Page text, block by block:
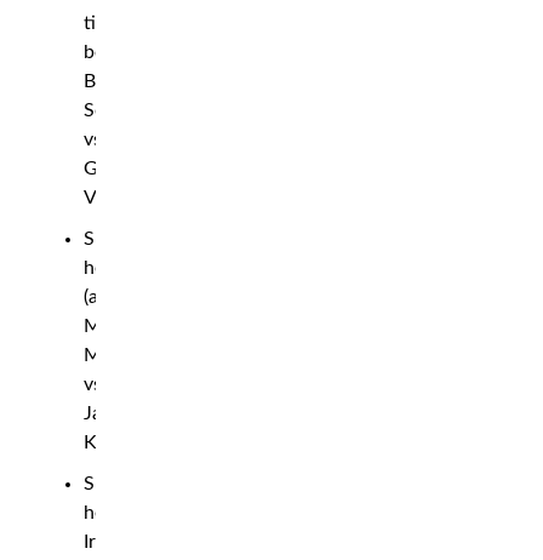
title
bout:
Bernardo
Sopai
vs.
Geovane
Vargas
Super
heavyweight
(amateur):
Megic
Mike
vs.
Jaffa
Kundo
Super
heavyweight:
Irman